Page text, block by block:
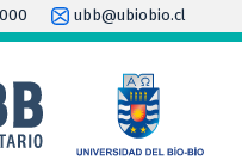
ubb@ubiobio.cl